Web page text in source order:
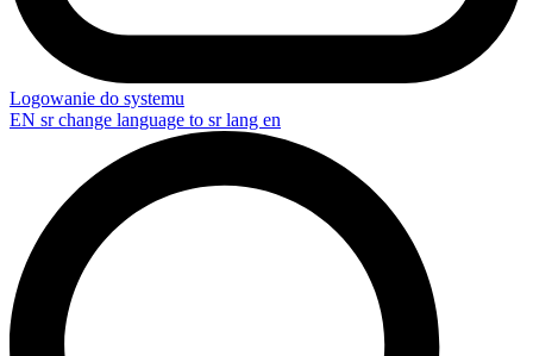
Logowanie do systemu
EN sr change language to sr lang en